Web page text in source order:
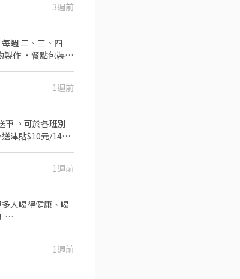
3週前
1週前
1週前
1週前